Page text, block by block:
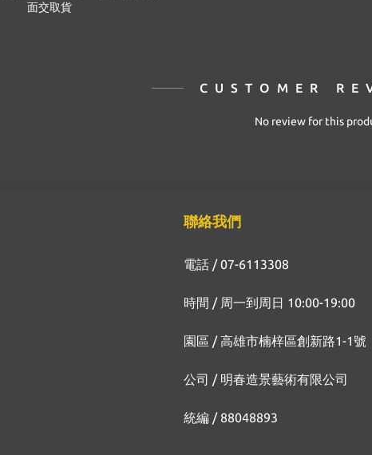
面交取貨
CUSTOMER
No review for this
聯絡我們
電話 / 07-6113308
時間 / 周一到周日 10:00-19:00
園區 / 高雄市楠梓區創新路1-1號
公司 / 明春造景藝術有限公司
統編 / 88048893